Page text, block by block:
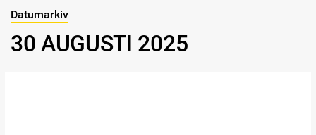
Datumarkiv
30 AUGUSTI 2025